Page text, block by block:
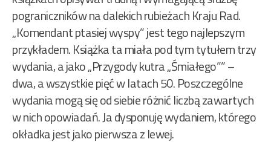
pograniczników na dalekich rubieżach Kraju Rad.
„Komendant ptasiej wyspy” jest tego najlepszym
przykładem. Książka ta miała pod tym tytułem trzy
wydania, a jako „Przygody kutra „Śmiałego”” –
dwa, a wszystkie pięć w latach 50. Poszczególne
wydania mogą się od siebie różnić liczbą zawartych
w nich opowiadań. Ja dysponuję wydaniem, którego
okładka jest jako pierwsza z lewej.